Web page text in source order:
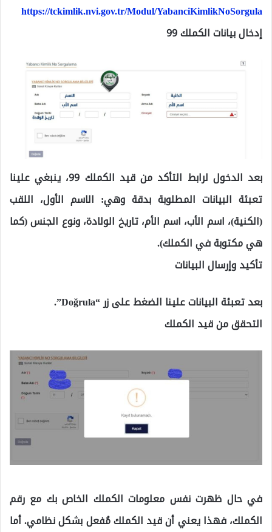
https://tckimlik.nvi.gov.tr/Modul/YabanciKimlikNoSorgula
إدخال بيانات الكملك 99
بعد الدخول لرابط التأكد من قيد الكملك 99، ينبغي علينا
تعبئة البيانات المطلوبة بدقة وهي: الاسم الأول، اللقب
(الكنية)، اسم الأب، اسم الأم، تاريخ الولادة، ونوع الجنس (كما
هي مكتوبة في الكملك).
تأكيد وإرسال البيانات
بعد تعبئة البيانات علينا الضغط على زر “Doğrula”.
التحقق من قيد الكملك
في حال ظهرت نفس معلومات الكملك الخاص بك مع رقم
الكملك، فهذا يعني أن قيد الكملك مُفعل بشكل نظامي. أما